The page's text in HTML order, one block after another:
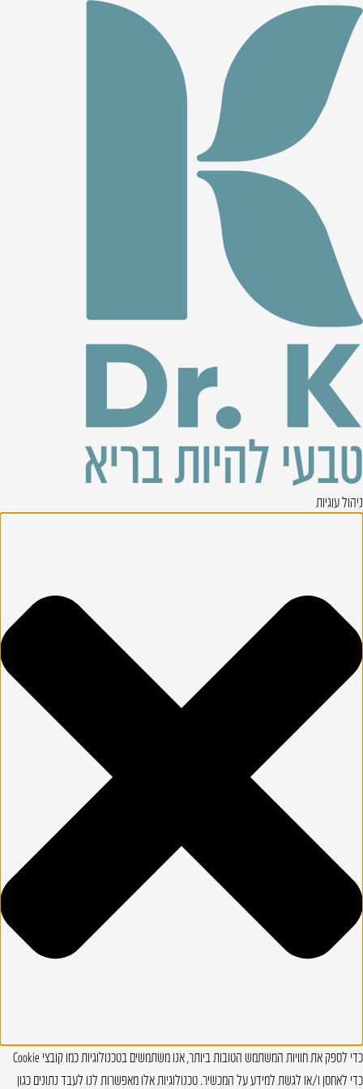
ניהול עוגיות
כדי לספק את חוויות המשתמש הטובות ביותר, אנו משתמשים בטכנולוגיות כמו קובצי Cookie
כדי לאחסן ו/או לגשת למידע על המכשיר. טכנולוגיות אלו מאפשרות לנו לעבד נתונים כגון